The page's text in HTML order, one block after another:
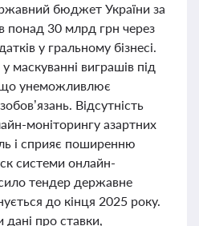
бюджет України за
понад 30 млрд грн через
у гральному бізнесі.
маскуванні виграшів під
що унеможливлює
Відсутність
моніторингу азартних
і сприяє поширенню
системи онлайн-
тендер державне
до кінця 2025 року.
про ставки,